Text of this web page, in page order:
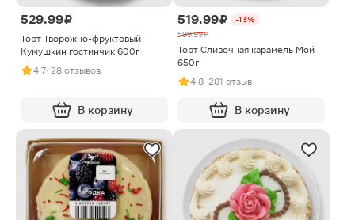
529.99 ₽
Торт Творожно-фруктовый
Кумушкин гостинчик 600г
4.7· 28 отзывов
В корзину
519.99 ₽
-13%
599.99 ₽
Торт Сливочная карамель Мой
650г
4.8· 281 отзыв
В корзину